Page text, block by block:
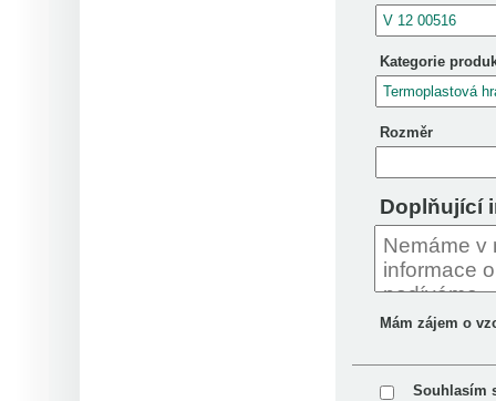
Kategorie
Rozměr
Doplňující
Mám zájem o
Souhlasím